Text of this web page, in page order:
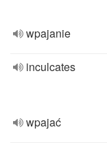
wpajanie
inculcates
wpajać